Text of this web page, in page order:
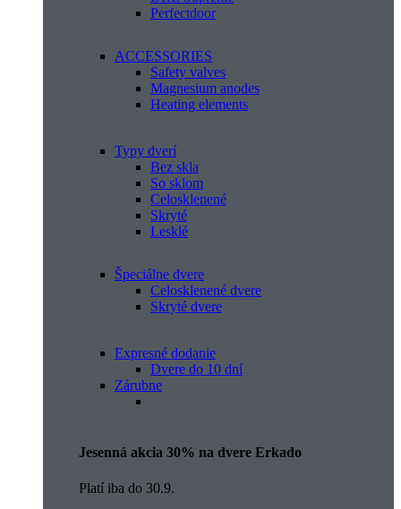
Perfectdoor
ACCESSORIES
Safety valves
Magnesium anodes
Heating elements
Typy dverí
Bez skla
So sklom
Celosklenené
Skryté
Lesklé
Špeciálne dvere
Celosklenené dvere
Skryté dvere
Expresné dodanie
Dvere do 10 dní
Zárubne
Jesenná akcia 30% na dvere Erkado
Platí iba do 30.9.